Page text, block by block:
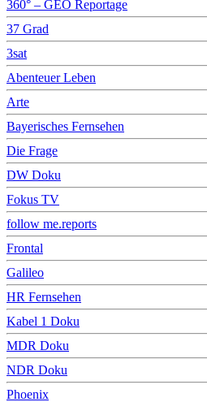
360° – GEO Reportage
37 Grad
3sat
Abenteuer Leben
Arte
Bayerisches Fernsehen
Die Frage
DW Doku
Fokus TV
follow me.reports
Frontal
Galileo
HR Fernsehen
Kabel 1 Doku
MDR Doku
NDR Doku
Phoenix